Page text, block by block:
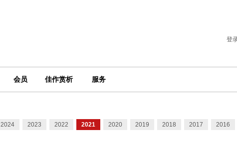
登
会员 佳作赏析 服务
2024 2023 2022 2021 2020 2019 2018 2017 2016